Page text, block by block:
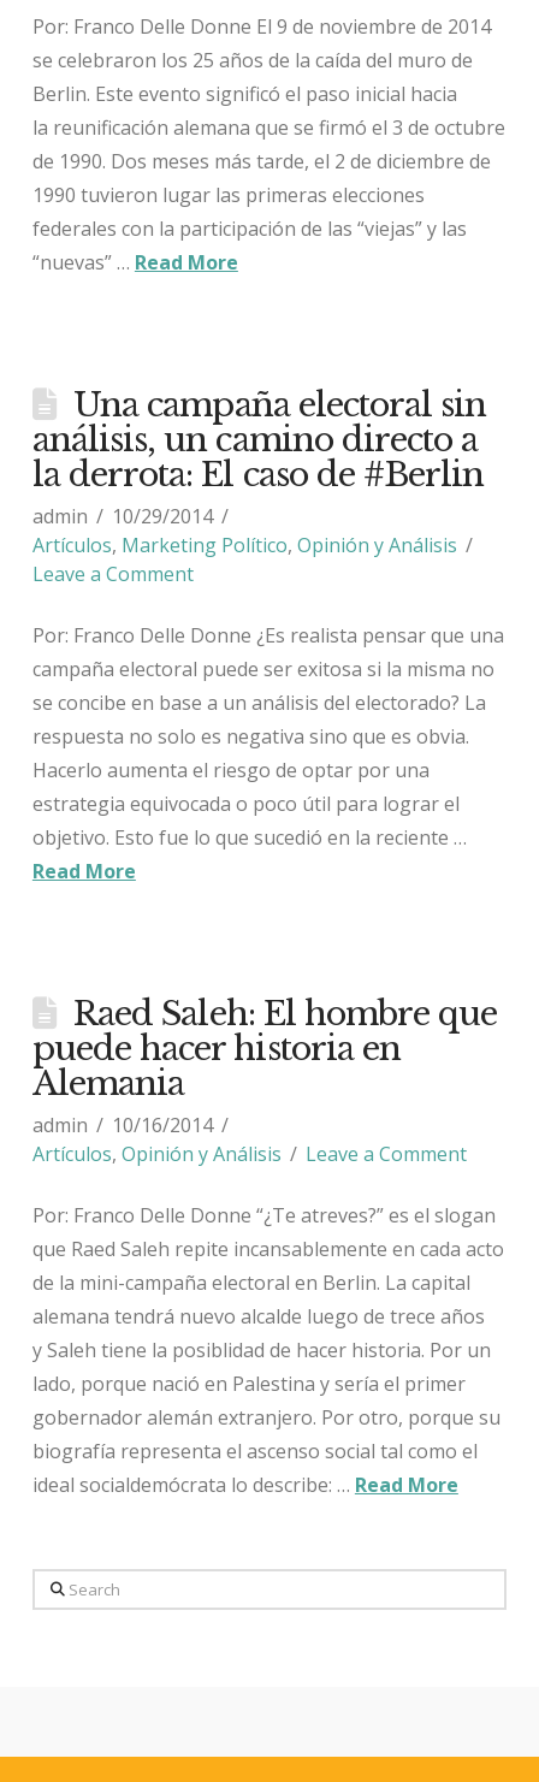
Por: Franco Delle Donne El 9 de noviembre de 2014
se celebraron los 25 años de la caída del muro de
Berlin. Este evento significó el paso inicial hacia
la reunificación alemana que se firmó el 3 de octubre
de 1990. Dos meses más tarde, el 2 de diciembre de
1990 tuvieron lugar las primeras elecciones
federales con la participación de las “viejas” y las
“nuevas” … Read More
Una campaña electoral sin
análisis, un camino directo a
la derrota: El caso de #Berlin
admin
10/29/2014
Artículos, Marketing Político, Opinión y Análisis
Leave a Comment
Por: Franco Delle Donne ¿Es realista pensar que una
campaña electoral puede ser exitosa si la misma no
se concibe en base a un análisis del electorado? La
respuesta no solo es negativa sino que es obvia.
Hacerlo aumenta el riesgo de optar por una
estrategia equivocada o poco útil para lograr el
objetivo. Esto fue lo que sucedió en la reciente …
Read More
Raed Saleh: El hombre que
puede hacer historia en
Alemania
admin
10/16/2014
Artículos, Opinión y Análisis Leave a Comment
Por: Franco Delle Donne “¿Te atreves?” es el slogan
que Raed Saleh repite incansablemente en cada acto
de la mini-campaña electoral en Berlin. La capital
alemana tendrá nuevo alcalde luego de trece años
y Saleh tiene la posiblidad de hacer historia. Por un
lado, porque nació en Palestina y sería el primer
gobernador alemán extranjero. Por otro, porque su
biografía representa el ascenso social tal como el
ideal socialdemócrata lo describe: … Read More
Search